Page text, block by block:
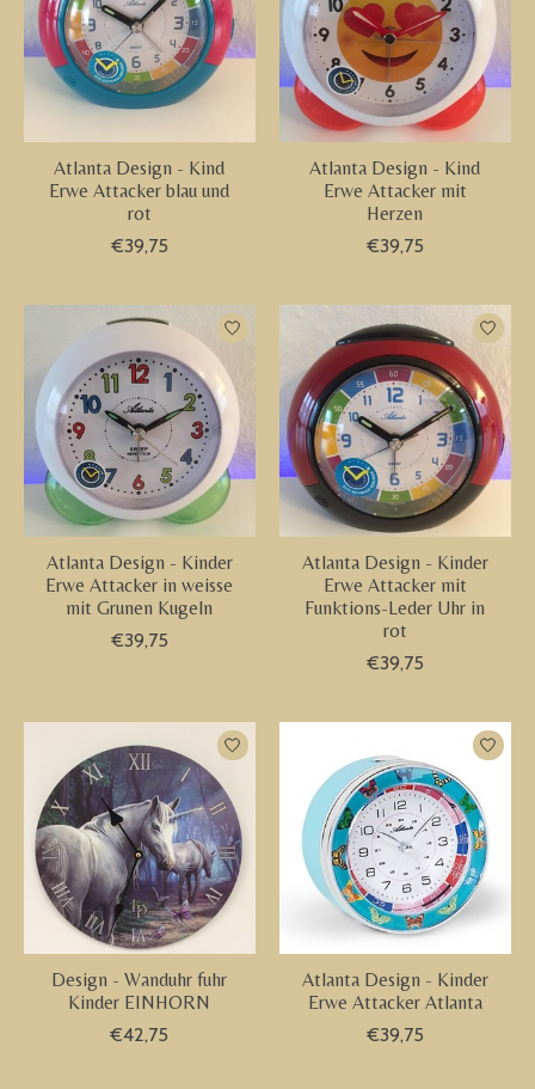
Atlanta Design - Kind
Erwe Attacker blau und
rot
€39,75
Atlanta Design - Kind
Erwe Attacker mit
Herzen
€39,75
Atlanta Design - Kinder
Erwe Attacker in weisse
mit Grunen Kugeln
€39,75
Atlanta Design - Kinder
Erwe Attacker mit
Funktions-Leder Uhr in
rot
€39,75
Design - Wanduhr fuhr
Kinder EINHORN
€42,75
Atlanta Design - Kinder
Erwe Attacker Atlanta
€39,75